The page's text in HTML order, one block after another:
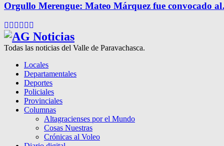
Orgullo Merengue: Mateo Márquez fue convocado
Facebook
Twitter
Instagram
Pinterest
Google
Todas las noticias del Valle de Paravachasca.
Locales
Departamentales
Deportes
Policiales
Provinciales
Columnas
Altagracienses por el Mundo
Cosas Nuestras
Crónicas al Voleo